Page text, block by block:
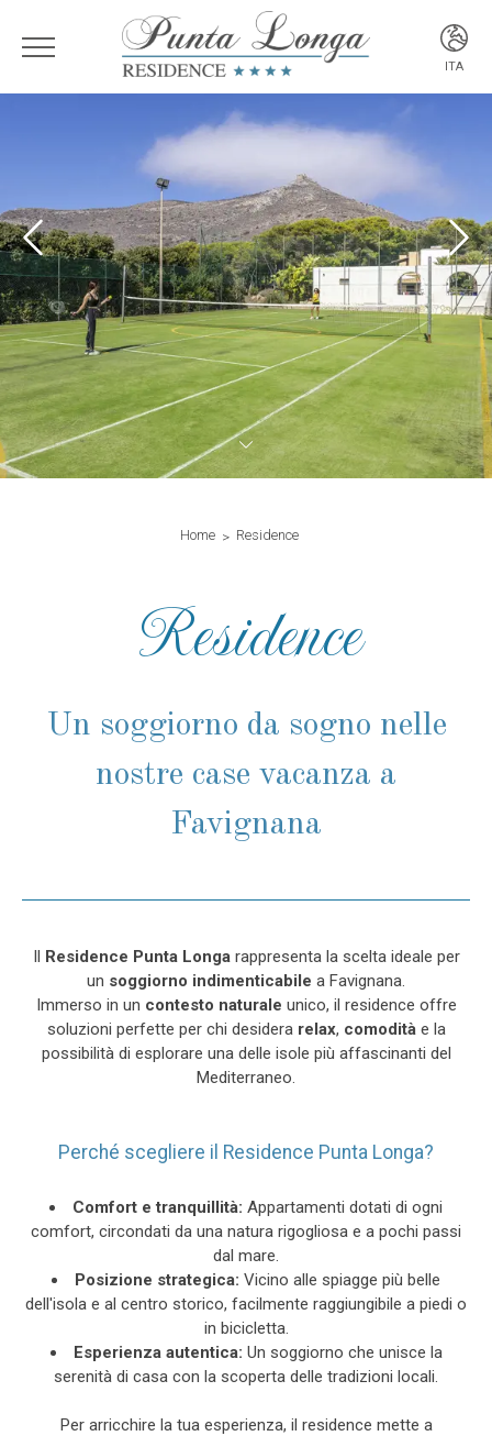
ITA
Home Residence
Residence
Un soggiorno da sogno nelle
nostre case vacanza a
Favignana
Il Residence Punta Longa rappresenta la scelta ideale per
un soggiorno indimenticabile a Favignana.
Immerso in un contesto naturale unico, il residence offre
soluzioni perfette per chi desidera relax, comodità e la
possibilità di esplorare una delle isole più affascinanti del
Mediterraneo.
Perché scegliere il Residence Punta Longa?
Comfort e tranquillità: Appartamenti dotati di ogni
comfort, circondati da una natura rigogliosa e a pochi passi
dal mare.
Posizione strategica: Vicino alle spiagge più belle
dell'isola e al centro storico, facilmente raggiungibile a piedi o
in bicicletta.
Esperienza autentica: Un soggiorno che unisce la
serenità di casa con la scoperta delle tradizioni locali.
Per arricchire la tua esperienza, il residence mette a